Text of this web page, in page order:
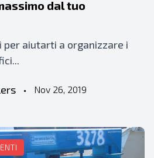
dal tuo
aiutarti a organizzare i
• Nov 26, 2019